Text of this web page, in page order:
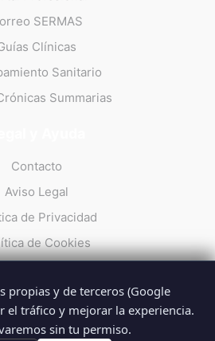
SERMAS
Clínicas
Sanitario
Summarias
Contacto
Aviso Legal
de Privacidad
de Cookies
no oficial de los profesionales del
propias y de terceros (Google
el tráfico y mejorar la experiencia.
sin tu permiso.